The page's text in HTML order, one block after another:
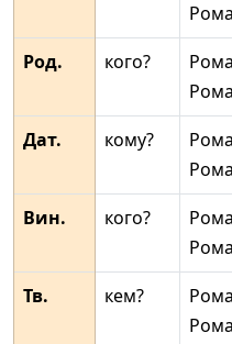
Род. кого?
Дат. кому?
Вин. кого?
Тв. кем?